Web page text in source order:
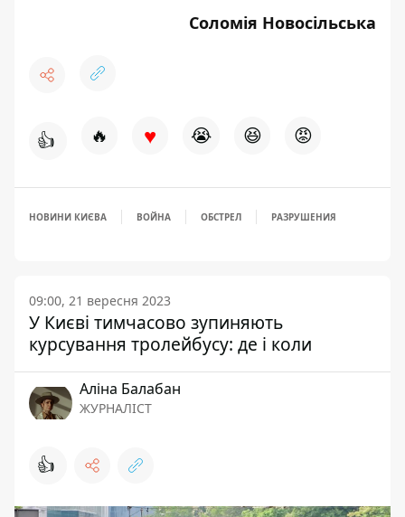
Соломія Новосільська
👍 🔥 ♥ 😭 😆 😡
НОВИНИ КИЄВА ВОЙНА ОБСТРЕЛ РАЗРУШЕНИЯ
09:00, 21 вересня 2023
У Києві тимчасово зупиняють
курсування тролейбусу: де і коли
Аліна Балабан
ЖУРНАЛІСТ
👍